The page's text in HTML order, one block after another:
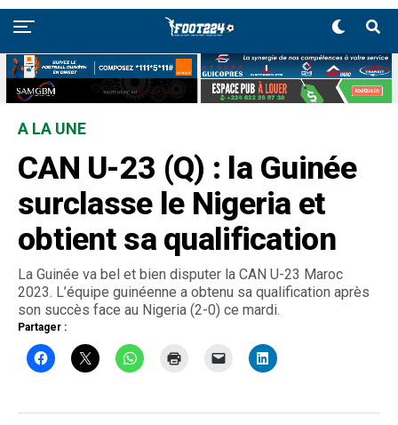
A LA UNE
CAN U-23 (Q) : la Guinée
surclasse le Nigeria et
obtient sa qualification
La Guinée va bel et bien disputer la CAN U-23 Maroc
2023. L’équipe guinéenne a obtenu sa qualification après
son succès face au Nigeria (2-0) ce mardi.
Partager :